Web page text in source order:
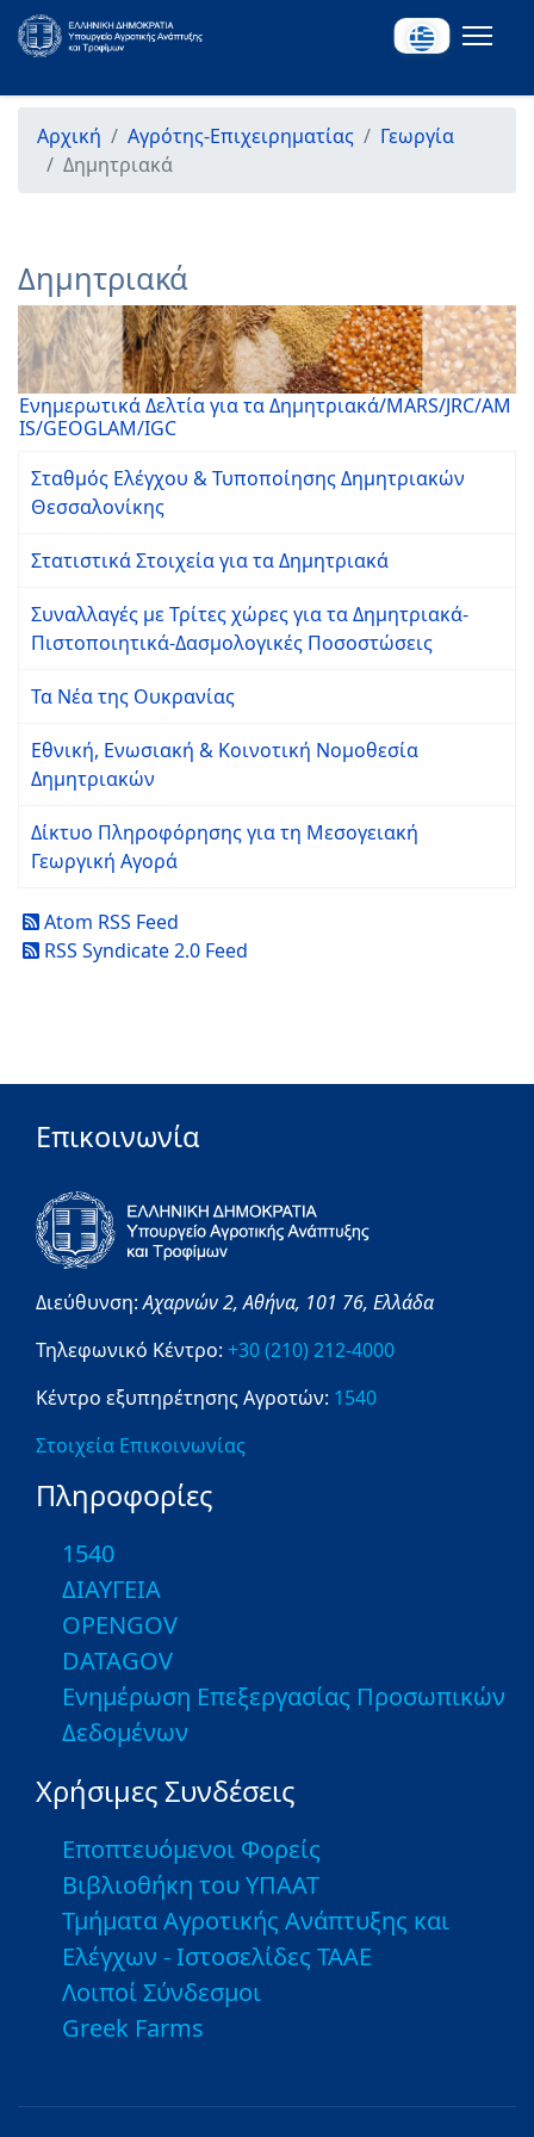
Αρχική Αγρότης-Επιχειρηματίας
Γεωργία
Δημητριακά
Δημητριακά
Ενημερωτικά Δελτία για τα Δημητριακά/ΜARS/JRC/AM
IS/GEOGLAM/IGC
Σταθμός Ελέγχου & Τυποποίησης Δημητριακών
Θεσσαλονίκης
Στατιστικά Στοιχεία για τα Δημητριακά
Συναλλαγές με Τρίτες χώρες για τα Δημητριακά-
Πιστοποιητικά-Δασμολογικές Ποσοστώσεις
Τα Νέα της Ουκρανίας
Εθνική, Ενωσιακή & Κοινοτική Νομοθεσία
Δημητριακών
Δίκτυο Πληροφόρησης για τη Μεσογειακή
Γεωργική Αγορά
Atom RSS Feed
RSS Syndicate 2.0 Feed
Επικοινωνία
Διεύθυνση:Αχαρνών 2,Αθήνα, 101 76, Ελλάδα
Τηλεφωνικό Κέντρο: +30 (210) 212-4000
Κέντρο εξυπηρέτησης Αγροτών: 1540
Στοιχεία Επικοινωνίας
Πληροφορίες
1540
ΔΙΑΥΓΕΙΑ
OPENGOV
DATAGOV
Ενημέρωση Επεξεργασίας Προσωπικών
Δεδομένων
Χρήσιμες Συνδέσεις
Εποπτευόμενοι Φορείς
Βιβλιοθήκη του ΥΠΑΑΤ
Τμήματα Αγροτικής Ανάπτυξης και
Ελέγχων - Ιστοσελίδες ΤΑΑΕ
Λοιποί Σύνδεσμοι
Greek Farms